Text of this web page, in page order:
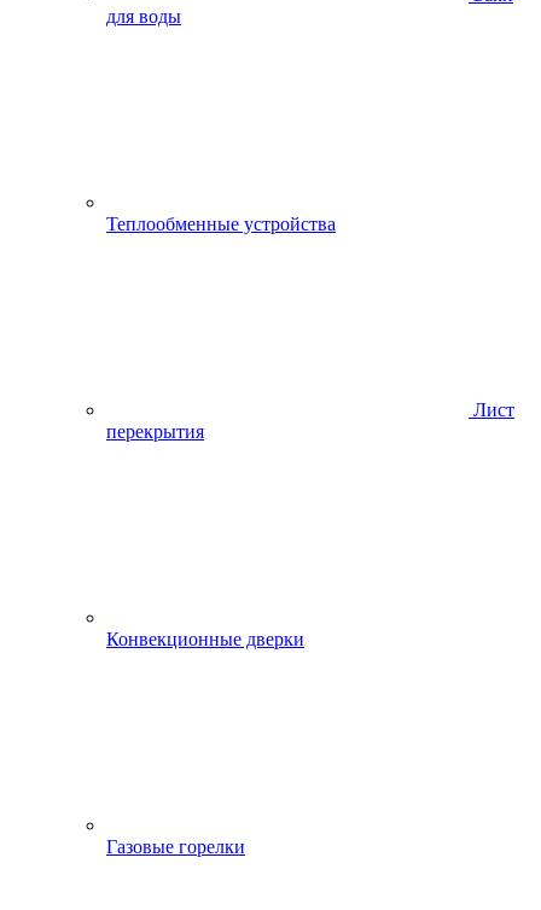
для воды
Теплообменные устройства
Лист
перекрытия
Конвекционные дверки
Газовые горелки